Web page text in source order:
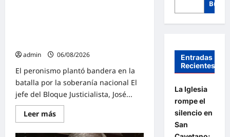
admin
06/08/2026
El peronismo plantó bandera en la
batalla por la soberanía nacional El
jefe del Bloque Justicialista, José...
Leer másLee
más
«Presidente
Entradas
Recientes
La Iglesia
rompe el
silencio en
San